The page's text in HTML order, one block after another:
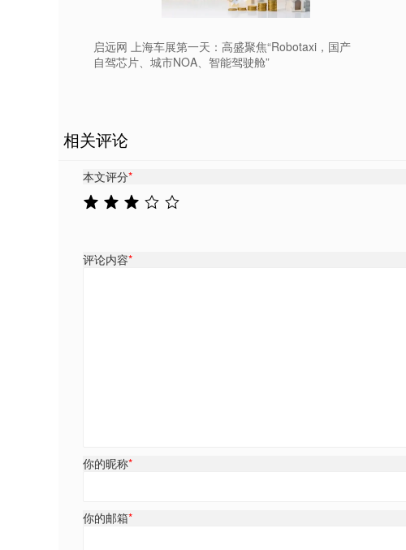
启远网 上海车展第一天：高盛聚焦“Robotaxi，国产
自驾芯片、城市NOA、智能驾驶舱”
相关评论
本文评分*
评论内容*
你的昵称*
你的邮箱*